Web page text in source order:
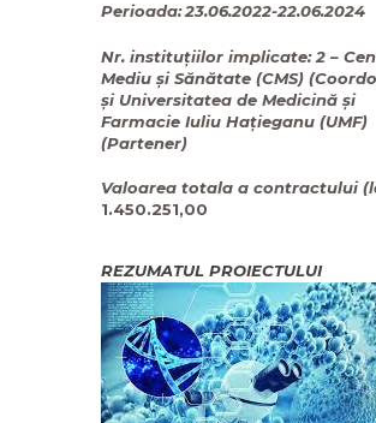
Perioada:23.06.2022-22.06.2024
Nr. instituțiilor implicate:2 –
Mediu și Sănătate (CMS)
și Universitatea de Medicină și
Farmacie Iuliu Hațieganu (UMF)
(Partener)
Valoarea totala a contractului
1.450.251,00
REZUMATUL PROIECTULUI